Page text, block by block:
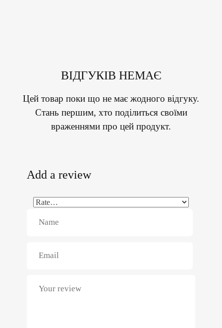
ВІДГУКІВ НЕМАЄ
Цей товар поки що не має жодного відгуку.
Стань першим, хто поділиться своїми
враженнями про цей продукт.
Add a review